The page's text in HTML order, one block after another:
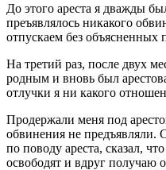
До этого ареста я дважды
преъявлялось никакого
отпускаем без объясненных
На третий раз, после двух
родным и вновь был
отлучки я ни какого
Продержали меня под
обвинения не предъявляли.
по поводу ареста, сказал,
освободят и вдруг получаю